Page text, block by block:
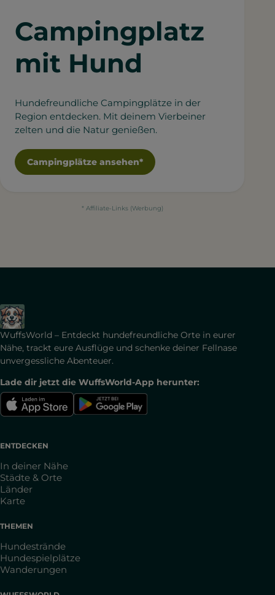
Campingplatz
mit Hund
Hundefreundliche Campingplätze in der
Region entdecken. Mit deinem Vierbeiner
zelten und die Natur genießen.
Campingplätze ansehen*
* Affiliate-Links (Werbung)
WuffsWorld – Entdeckt hundefreundliche Orte in eurer
Nähe, trackt eure Ausflüge und schenke deiner Fellnase
unvergessliche Abenteuer.
Lade dir jetzt die WuffsWorld-App herunter:
ENTDECKEN
In deiner Nähe
Städte & Orte
Länder
Karte
THEMEN
Hundestrände
Hundespielplätze
Wanderungen